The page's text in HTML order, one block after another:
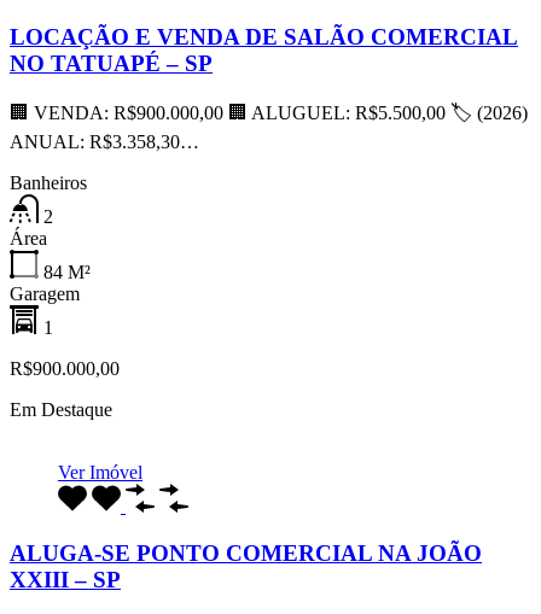
LOCAÇÃO E VENDA DE SALÃO COMERCIAL
NO TATUAPÉ – SP
🏢 VENDA: R$900.000,00 🏢 ALUGUEL: R$5.500,00 🏷 (2026)
ANUAL: R$3.358,30…
Banheiros
2
Área
84 M²
Garagem
1
R$900.000,00
Em Destaque
Ver Imóvel
ALUGA-SE PONTO COMERCIAL NA JOÃO
XXIII – SP